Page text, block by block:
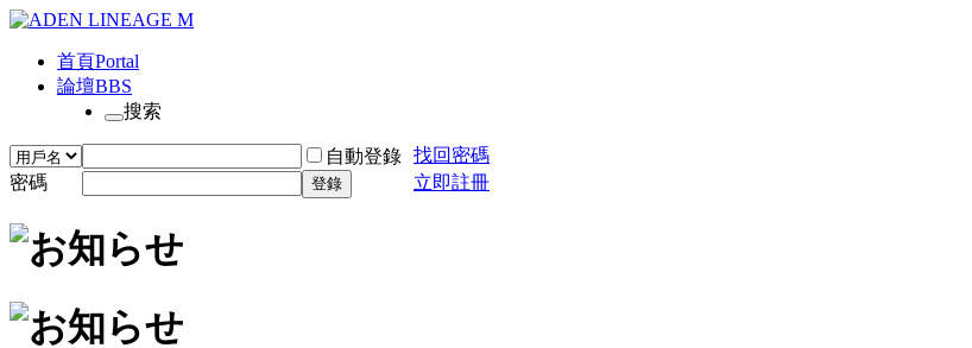
首頁Portal
論壇BBS
搜索
自動登錄 找回密碼
密碼
登錄 立即註冊